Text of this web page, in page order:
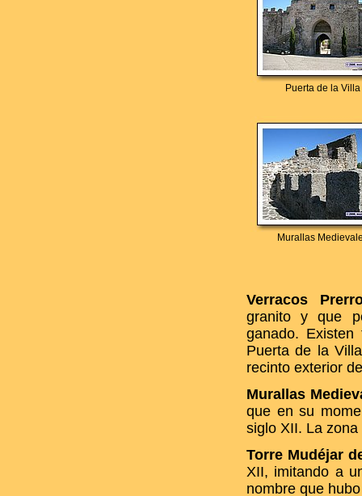
Puerta de la Villa
Murallas
Verracos
granito y que
ganado.
Puerta de la
recinto exterior
Murallas
que en su
siglo XII. La
Torre Mudéjar
XII, imitando a
nombre que